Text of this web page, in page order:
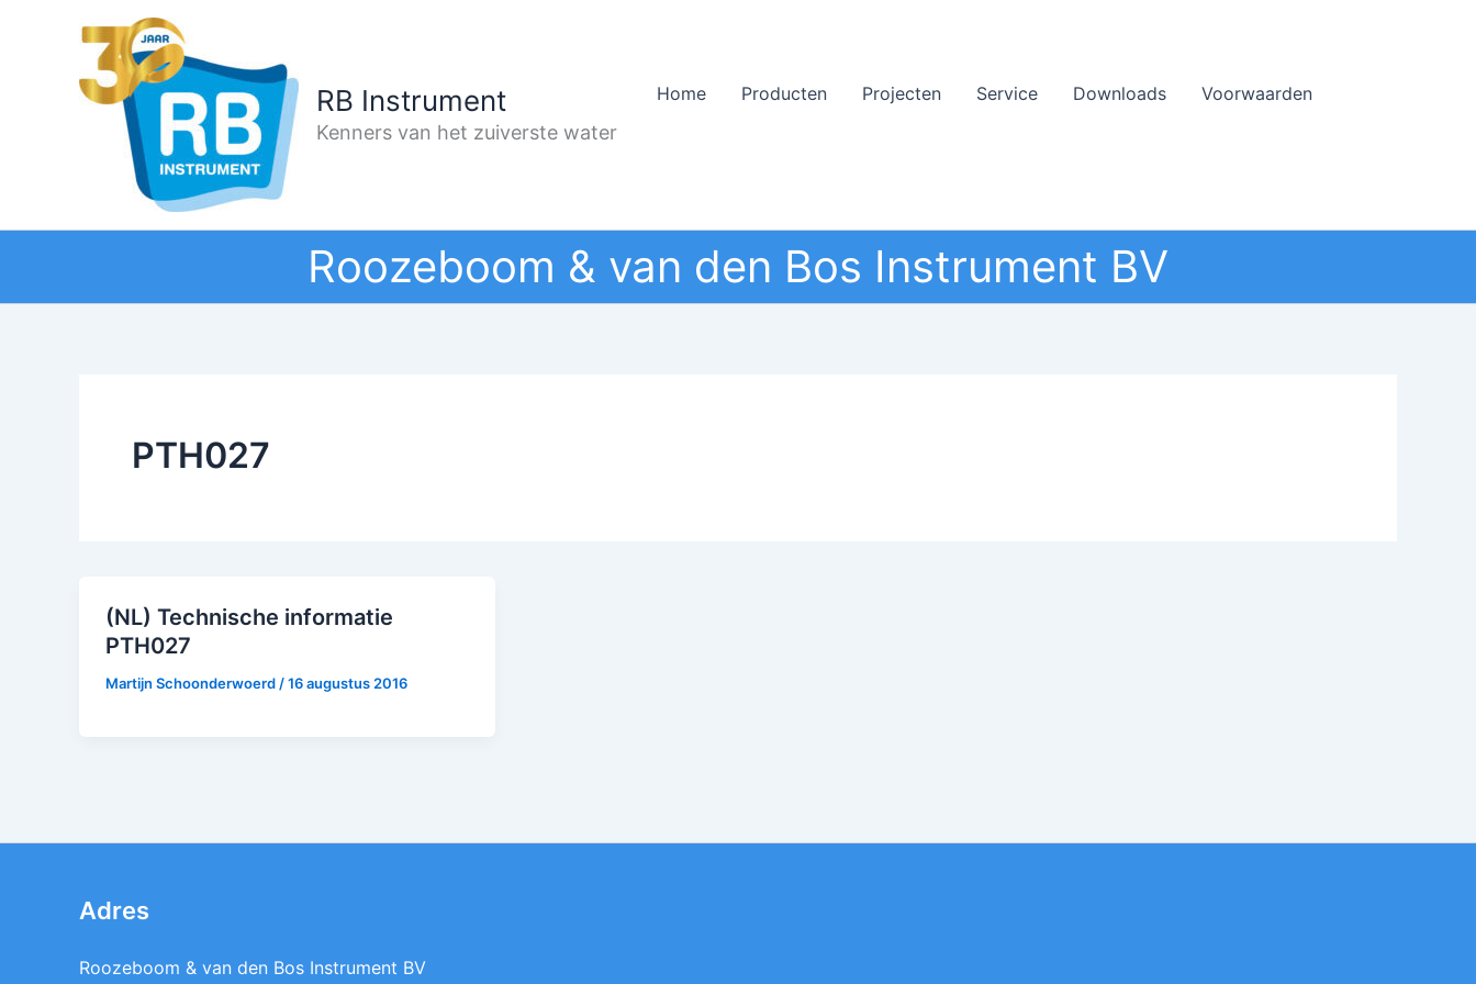
RB Instrument
Kenners van het zuiverste water
Home Producten Projecten Service Downloads Voorwaarden
Roozeboom & van den Bos Instrument BV
PTH027
(NL) Technische informatie
PTH027
Martijn Schoonderwoerd /16 augustus 2016
Adres
Roozeboom & van den Bos Instrument BV